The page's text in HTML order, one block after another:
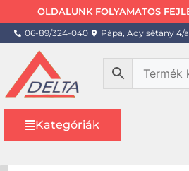
OLDALUNK FOLYAMATOS
06-89/324-040 Pápa, Ady sétány 4/
Kategóriák